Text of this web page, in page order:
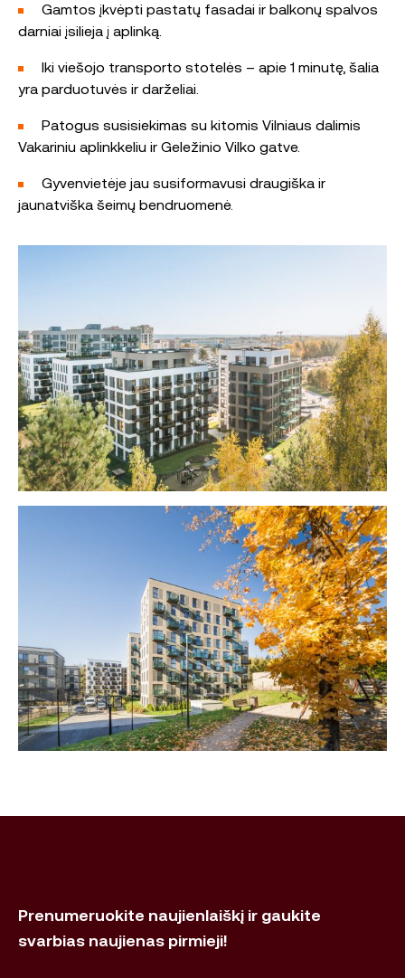
Gamtos įkvėpti pastatų fasadai ir balkonų spalvos
darniai įsilieja į aplinką.
Iki viešojo transporto stotelės – apie 1 minutę, šalia
yra parduotuvės ir darželiai.
Patogus susisiekimas su kitomis Vilniaus dalimis
Vakariniu aplinkkeliu ir Geležinio Vilko gatve.
Gyvenvietėje jau susiformavusi draugiška ir
jaunatviška šeimų bendruomenė.
Prenumeruokite naujienlaiškį ir gaukite
svarbias naujienas pirmieji!